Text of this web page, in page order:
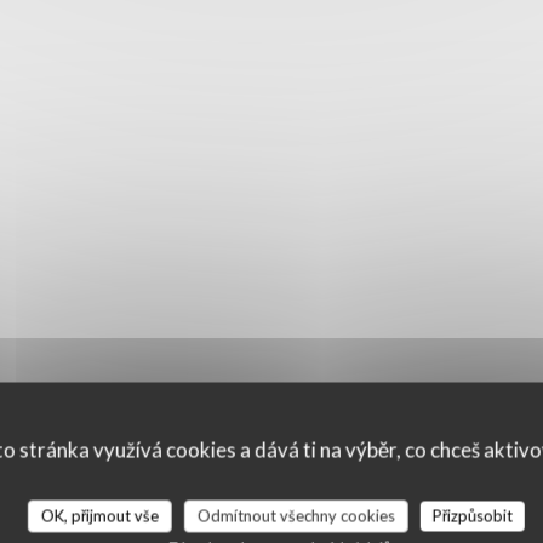
stránka využívá cookies a dává ti na výběr, co chceš
OK, přijmout vše Odmítnout všechny cookies
Přizpůsobit